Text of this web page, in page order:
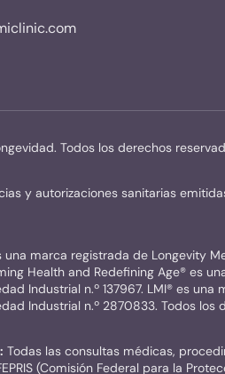
Todos los derechos
y autorizaciones sanitarias
marca registrada de Longevity
Health and Redefining Age® es
Industrial n.º 137967. LMI® es
Industrial n.º 2870833. Todos
Todas las consultas médicas,
(Comisión Federal para la